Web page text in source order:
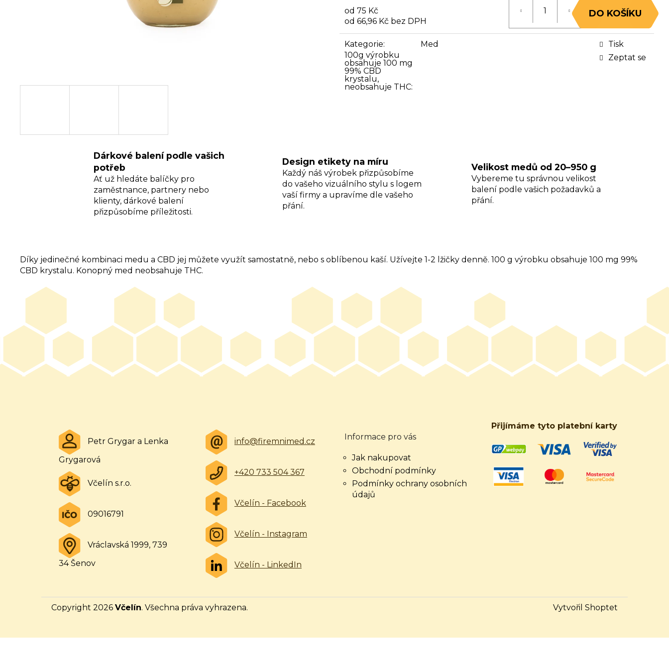
od 75 Kč
od 66,96 Kč bez DPH
Měrná
cena:
DO KOŠÍKU
Kategorie:
Med
100g výrobku
obsahuje 100 mg
99% CBD
krystalu,
neobsahuje THC:
Tisk
Zeptat se
Dárkové balení podle vašich
potřeb
Ať už hledáte balíčky pro
zaměstnance, partnery nebo
klienty, dárkové balení
přizpůsobíme příležitosti.
Design etikety na míru
Každý náš výrobek přizpůsobíme
do vašeho vizuálního stylu s logem
vaší firmy a upravíme dle vašeho
přání.
Velikost medů od 20–950 g
Vybereme tu správnou velikost
balení podle vašich požadavků a
přání.
Díky jedinečné kombinaci medu a CBD jej můžete využít samostatně, nebo s oblíbenou kaší. Užívejte 1-2 lžičky denně. 100 g výrobku obsahuje 100 mg 99%
CBD krystalu. Konopný med neobsahuje THC.
165 Kč
Petr Grygar a Lenka
Grygarová
Včelín s.r.o.
09016791
Vráclavská 1999, 739
34 Šenov
info@firemnimed.cz
+420 733 504 367
Včelín - Facebook
Včelín - Instagram
Včelín - LinkedIn
Informace pro vás
Jak nakupovat
Obchodní podmínky
Podmínky ochrany osobních
údajů
Přijímáme tyto platební karty
Vytvořil Shoptet
Copyright 2026 Včelín. Všechna práva vyhrazena.